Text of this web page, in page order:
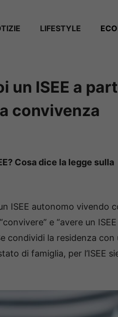
LIFESTYLE
un ISEE a
convivenza
Cosa dice la legge sulla
ISEE autonomo vivendo
e “avere un ISEE
condividi la residenza con
di famiglia, per l’ISEE